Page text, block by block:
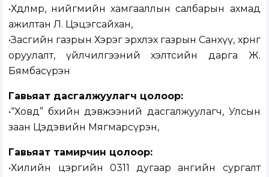
•Хөдөлмөр, нийгмийн хамгааллын салбарын ахмад
ажилтан Л. Цэцэгсайхан,
•Засгийн газрын Хэрэг эрхлэх газрын Санхүү, хөрөнгө
оруулалт, үйлчилгээний хэлтсийн дарга Ж.
Бямбасүрэн
Гавьяат дасгалжуулагч цолоор:
•“Ховд” бөхийн дэвжээний дасгалжуулагч, Улсын
заан Цэдэвийн Мягмарсүрэн,
Гавьяат тамирчин цолоор:
•Хилийн цэргийн 0311 дугаар ангийн сургалт